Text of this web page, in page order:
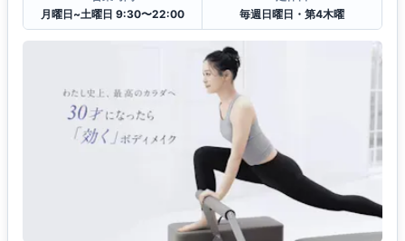
月曜日~土曜日 9:30〜22:00
毎週日曜日・第4木曜